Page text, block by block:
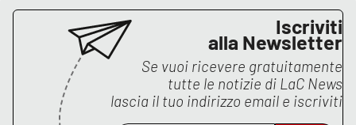
Storie
NETWORK
Lacplay.it
Iscriviti
alla Newsletter
Se vuoi ricevere gratuitamente
tutte le notizie di LaC News
lascia il tuo indirizzo email e iscriviti